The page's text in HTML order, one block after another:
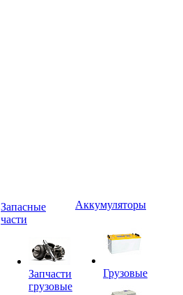
Запасные
части
Запчасти
грузовые
Аккумуляторы
Грузовые